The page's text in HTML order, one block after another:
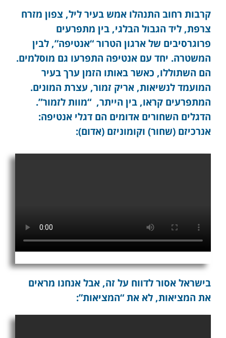
קרבות רחוב התנהלו אמש בעיר ליל, צפון מזרח
צרפת, ליד הגבול הבלגי, בין מתפרעים
פרוגרסיבים של ארגון הטרור “אנטיפה”, לבין
המשטרה. יחד עם אנטיפה התפרעו גם מוסלמים.
הם השתוללו, כאשר באותו הזמן ערך בעיר
המועמד לנשיאות, אריק זמור, עצרת המונים.
המתפרעים קראו, בין הייתר, “מוות לזמור”.
הדגלים השחורים אדומים הם דגלי אנטיפה:
אנרכיזם (שחור) וקומוניזם (אדום):
בישראל אסור לדווח על זה, אבל אנחנו מראים
את המציאות, לא את “המציאות”: